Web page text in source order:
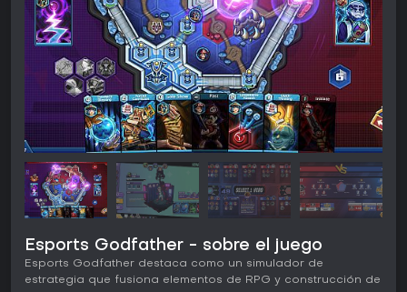
Esports Godfather - sobre el juego
Esports Godfather destaca como un simulador de
estrategia que fusiona elementos de RPG y construcción de